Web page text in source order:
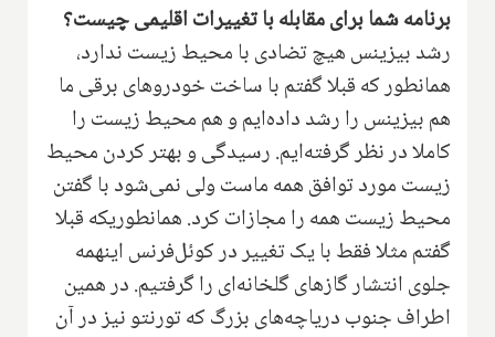
برنامه شما برای مقابله با تغییرات اقلیمی چیست؟
رشد بیزینس هیچ تضادی با محیط زیست ندارد،
همانطور که قبلا گفتم با ساخت خودروهای برقی ما
هم بیزینس را رشد داده‌ایم و هم محیط زیست را
کاملا در نظر گرفته‌ایم. رسیدگی و بهتر کردن محیط
زیست مورد توافق همه ماست ولی نمی‌شود با گفتن
محیط زیست همه را مجازات کرد. همانطوریکه قبلا
گفتم مثلا فقط با یک تغییر در کوئل‌فرنس اینهمه
جلوی انتشار گازهای گلخانه‌ای را گرفتیم. در همین
اطراف جنوب دریاچه‌های بزرگ که تورنتو نیز در آن